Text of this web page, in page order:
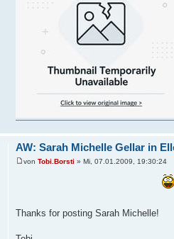
AW: Sarah Michelle Gellar in
von Tobi.Borsti » Mi, 07.01.2009, 19:30:24
Thanks for posting Sarah Michelle!